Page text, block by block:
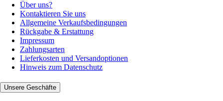
Über uns?
Kontaktieren Sie uns
Allgemeine Verkaufsbedingungen
Rückgabe & Erstattung
Impressum
Zahlungsarten
Lieferkosten und Versandoptionen
Hinweis zum Datenschutz
Unsere Geschäfte